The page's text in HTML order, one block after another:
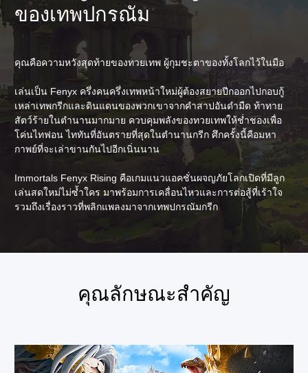
ของเทพปกรณัม
คุณคือความหวังสุดท้ายของทวยเทพ ผู้กุมชะตาของทั้งโลกไว้ในมือ
เล่นเป็น Fenyx ครึ่งคนครึ่งเทพหน้าใหม่ผู้ต้องสยายปีกออกไปกอบกู้
เหล่าเทพกรีกและดินแดนของพวกเขาจากคำสาปอันดำมืด ท้าทาย
สัตว์ร้ายในตำนานมากมาย ควบคุมพลังของทวยเทพให้ช่ำชองเพื่อ
โค่นไทฟอน ไททันที่อันตรายที่สุดในตำนานกรีก ศึกครั้งนี้คือมหา
กาพย์ที่จะเล่าขานกันไปอีกเนิ่นนาน
Immortals Fenyx Rising คือเกมแนวแอคชั่นผจญภัยโลกเปิดที่มีลูก
เล่นสดใหม่ไม่ซ้ำใคร มาพร้อมการเคลื่อนไหวและการต่อสู้ที่เร้าใจ
รวมถึงเรื่องราวที่พลิกแพลงมาจากเทพปกรณัมกรีก
คุณลักษณะสำคัญ